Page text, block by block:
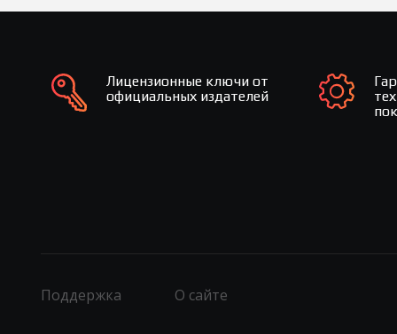
Лицензионные ключи от
официальных издателей
Поддержка О сайте